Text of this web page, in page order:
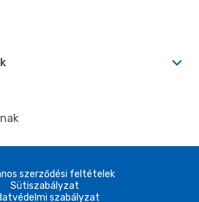
szerződési feltételek
Sütiszabályzat
szabályzat